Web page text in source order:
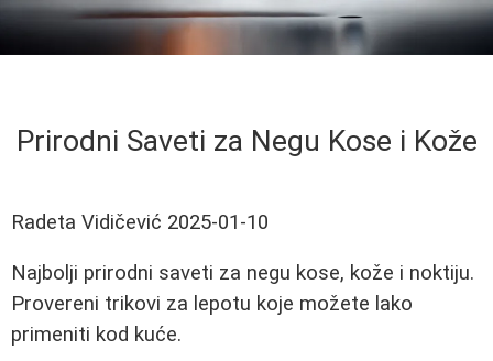
Prirodni Saveti za Negu Kose i Kože
Radeta Vidičević 2025-01-10
Najbolji prirodni saveti za negu kose, kože i noktiju.
Provereni trikovi za lepotu koje možete lako
primeniti kod kuće.